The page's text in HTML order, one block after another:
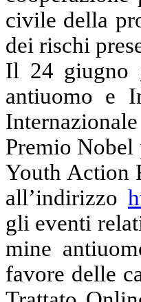
civile della
dei rischi
Il 24 giugno
antiuomo e
Premio Nobel
Youth Action
all’indirizzo
gli eventi
mine
favore delle